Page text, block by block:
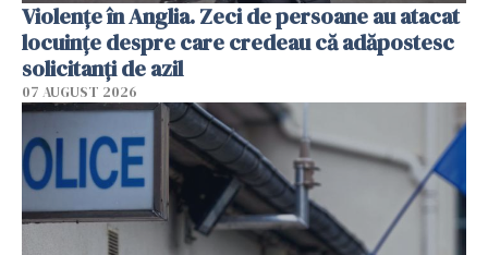
Violenţe în Anglia. Zeci de persoane au atacat
locuinţe despre care credeau că adăpostesc
solicitanţi de azil
07 AUGUST 2026